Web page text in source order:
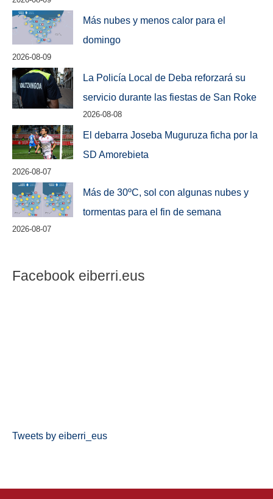
Más nubes y menos calor para el
domingo
2026-08-09
La Policía Local de Deba reforzará su
servicio durante las fiestas de San Roke
2026-08-08
El debarra Joseba Muguruza ficha por la
SD Amorebieta
2026-08-07
Más de 30ºC, sol con algunas nubes y
tormentas para el fin de semana
2026-08-07
Facebook eiberri.eus
Tweets by eiberri_eus